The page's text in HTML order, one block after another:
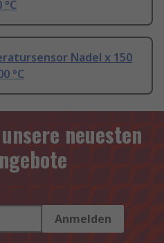
Nadel x 150
°C
neuesten
Anmelden